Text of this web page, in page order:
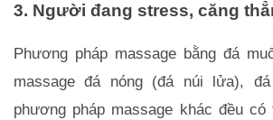
3. Người đang stress, căng
Phương pháp massage bằng đá
massage đá nóng (đá núi lửa),
phương pháp massage khác đều